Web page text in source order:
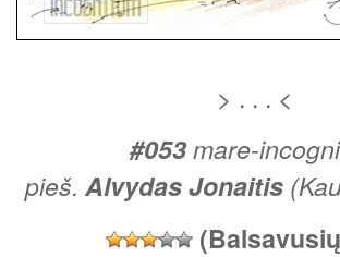
> . . . <
#053mare-
pieš. AlvydasJonaitis